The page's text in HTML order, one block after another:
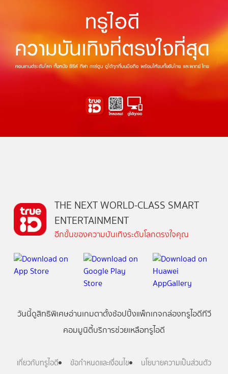
THE NEXT WORLD-CLASS SMART
ENTERTAINMENT
อีกขั้นของความบันเทิงระดับโลกตรงใจคุณ
วันนี้ดูสิทธิพิเศษอ่านเกมตาตั้งช้อปปิ้งแพ็กเกจกล่องทรูไอดีทีวี
คอมมูนิตี้บริการช่วยเหลือทรูไอดี
เกี่ยวกับทรูไอดี ข้อกำหนดและเงื่อนไข นโยบายความเป็นส่วนตัว